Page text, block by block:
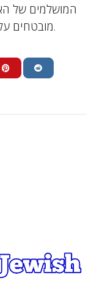
המושלמים של
מובטחים על ידי כולם, כי הם הבסיס לתוצאות שלנו.